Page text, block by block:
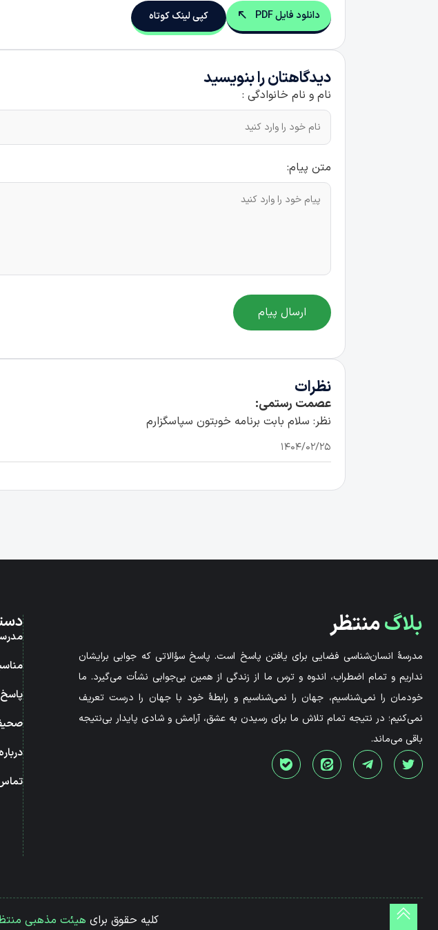
دانلود فایل PDF کپی لینک کوتاه
دیدگاهتان را بنویسید
نام و نام خانوادگی :
متن پیام:
ارسال پیام
نظرات
عصمت رستمی:
نظر: سلام بابت برنامه خوبتون سپاسگزارم
۱۴۰۴/۰۲/۲۵
بلاگمنتظر
مدرسۀ انسان‌شناسی فضایی برای یافتن پاسخ است. پاسخ سؤالاتی که جوابی برایشان
نداریم و تمام اضطراب، اندوه و ترس ما از زندگی از همین بی‌جوابی نشأت می‌گیرد. ما
خودمان را نمی‌شناسیم، جهان را نمی‌شناسیم و رابطۀ خود با جهان را درست تعریف
نمی‌کنیم؛ در نتیجه تمام تلاش ما برای رسیدن به عشق، آرامش و شادی پایدار بی‌نتیجه
باقی می‌ماند.
کلیه حقوق برای هیئت مذهبی